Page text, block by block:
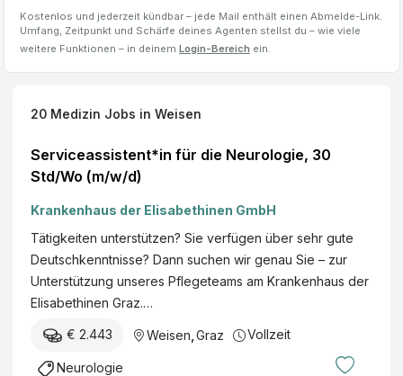
Kostenlos und jederzeit kündbar – jede Mail enthält einen Abmelde-Link.
Umfang, Zeitpunkt und Schärfe deines Agenten stellst du – wie viele
weitere Funktionen – in deinem Login-Bereich ein.
20 Medizin Jobs in Weisen
Serviceassistent*in für die Neurologie, 30
Std/Wo (m/w/d)
Krankenhaus der Elisabethinen GmbH
Tätigkeiten unterstützen? Sie verfügen über sehr gute
Deutschkenntnisse? Dann suchen wir genau Sie – zur
Unterstützung unseres Pflegeteams am Krankenhaus der
Elisabethinen Graz.…
€ 2.443 Weisen Graz Vollzeit
Neurologie